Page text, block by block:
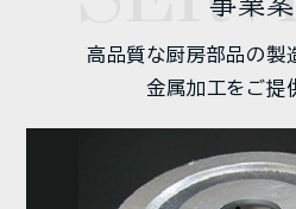
高品質な厨房部品の製
金属加工をご提